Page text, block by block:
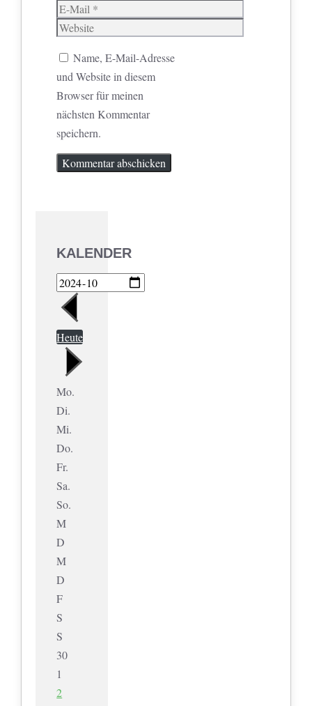
E-
Mail
Website
Name, E-Mail-Adresse
und Website in diesem
Browser für meinen
nächsten Kommentar
speichern.
KALENDER
Heute
Mo.
Di.
Mi.
Do.
Fr.
Sa.
So.
M
D
M
D
F
S
S
30
1
2